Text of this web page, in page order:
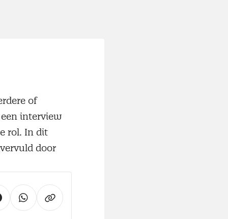
of
interview
rol. In dit
door